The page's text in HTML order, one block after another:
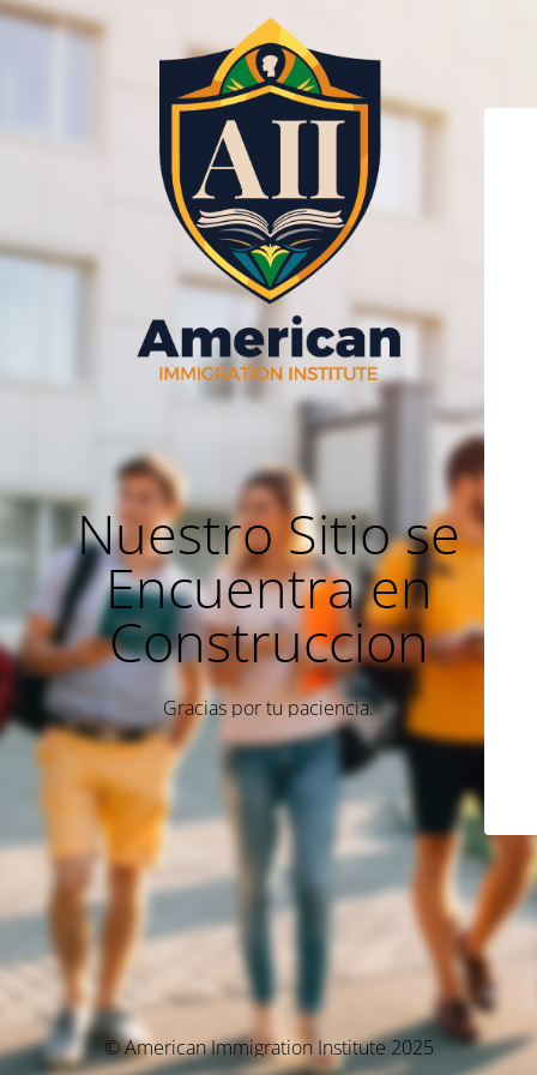
Nuestro Sitio se
Encuentra en
Construccion
Gracias por tu paciencia.
© American Immigration Institute 2025